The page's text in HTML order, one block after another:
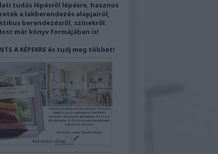
tudás lépésről lépésre, hasznos
a lakberendezés alapjairól,
berendezésről, színekről.
már könyv formájában is!
A KÉPEKRE és tudj meg többet!